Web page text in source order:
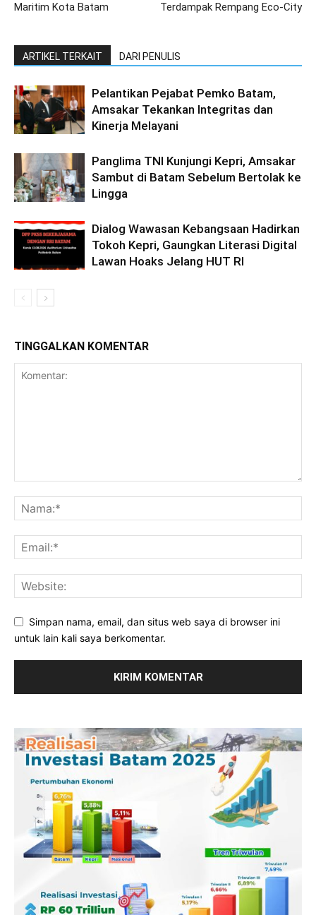
Maritim Kota Batam Terdampak Rempang Eco-City
ARTIKEL TERKAIT DARI PENULIS
Pelantikan Pejabat Pemko Batam,
Amsakar Tekankan Integritas dan
Kinerja Melayani
Panglima TNI Kunjungi Kepri, Amsakar
Sambut di Batam Sebelum Bertolak ke
Lingga
Dialog Wawasan Kebangsaan Hadirkan
Tokoh Kepri, Gaungkan Literasi Digital
Lawan Hoaks Jelang HUT RI
TINGGALKAN KOMENTAR
Simpan nama, email, dan situs web saya di browser ini
untuk lain kali saya berkomentar.